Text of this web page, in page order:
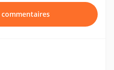
commentaires